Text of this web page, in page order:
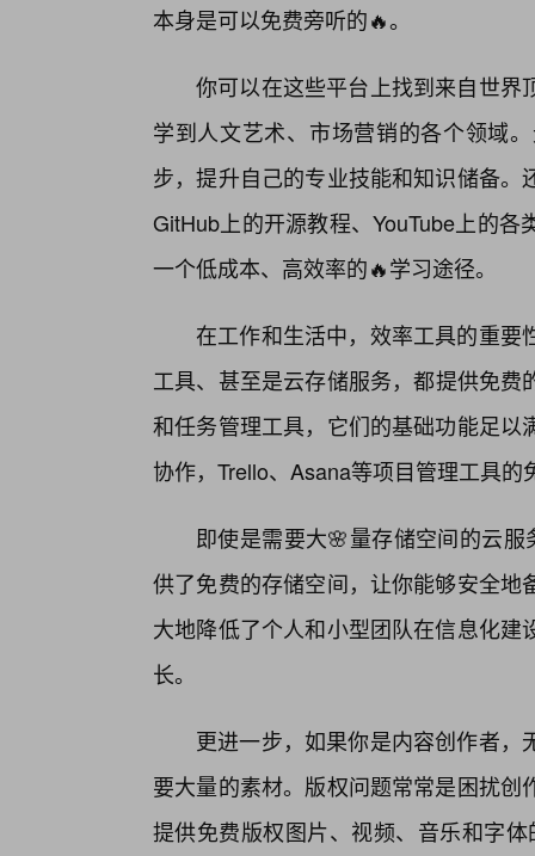
本身是可以免费旁听的🔥。
你可以在这些平台上找到来自世界
学到人文艺术、市场营销的各个领域
步，提升自己的专业技能和知识储备
GitHub上的开源教程、YouTube上的
一个低成本、高效率的🔥学习途径。
在工作和生活中，效率工具的重要
工具、甚至是云存储服务，都提供免
和任务管理工具，它们的基础功能足
协作，Trello、Asana等项目管理工具
即使是需要大🌸量存储空间的云
供了免费的存储空间，让你能够安全
大地降低了个人和小型团队在信息化
长。
更进一步，如果你是内容创作者
要大量的素材。版权问题常常是困扰
提供免费版权图片、视频、音乐和字